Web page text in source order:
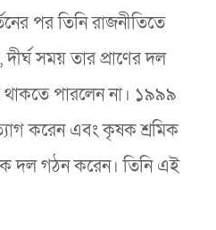
পর তিনি রাজনীতিতে
সময় তার প্রাণের দল
পারলেন না। ১৯৯৯
করেন এবং কৃষক শ্রমিক
দল গঠন করেন। তিনি এই